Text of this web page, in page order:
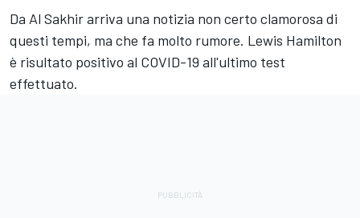
Da Al Sakhir arriva una notizia non certo clamorosa di
questi tempi, ma che fa molto rumore. Lewis Hamilton
è risultato positivo al COVID-19 all'ultimo test
effettuato.